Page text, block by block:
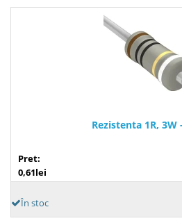
Rezistenta 1R, 3W
Pret:
0,61lei
În stoc